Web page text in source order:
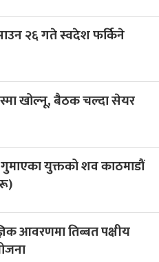
२६ गते स्वदेश फर्किने
खोल्नू, बैठक चल्दा सेयर
गुमाएका युक्तको शव काठमाडौं
आवरणमा तिब्बत पक्षीय